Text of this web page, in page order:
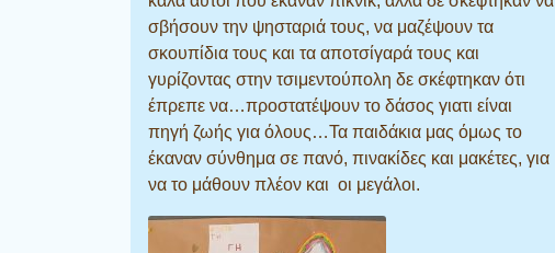
σβήσουν την ψησταριά τους, να μαζέψουν τα
σκουπίδια τους και τα αποτσίγαρά τους και
γυρίζοντας στην τσιμεντούπολη δε σκέφτηκαν ότι
έπρεπε να…προστατέψουν το δάσος γιατι είναι
πηγή ζωής για όλους…Τα παιδάκια μας όμως το
έκαναν σύνθημα σε πανό, πινακίδες και μακέτες, για
να το μάθουν πλέον και οι μεγάλοι.